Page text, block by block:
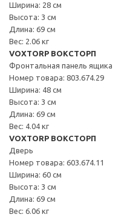
Ширина: 28 см
Высота: 3 см
Длина: 69 см
Вес: 2.06 кг
VOXTORP ВОКСТОРП
Фронтальная панель ящика
Номер товара: 803.674.29
Ширина: 48 см
Высота: 3 см
Длина: 69 см
Вес: 4.04 кг
VOXTORP ВОКСТОРП
Дверь
Номер товара: 603.674.11
Ширина: 60 см
Высота: 3 см
Длина: 69 см
Вес: 6.06 кг